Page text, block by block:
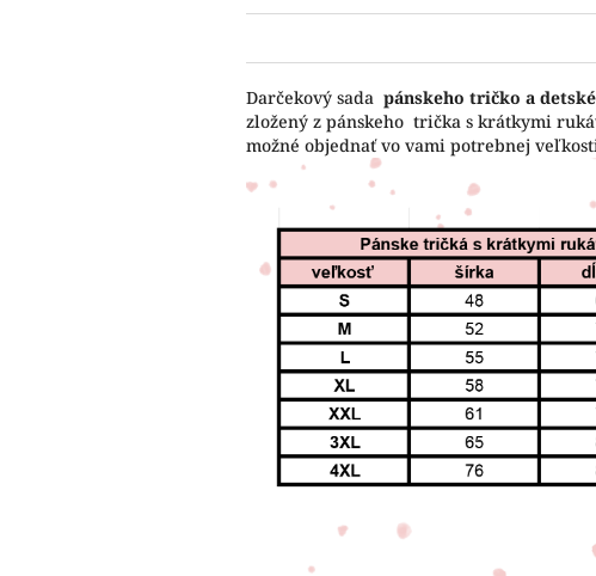
Darčekový sada pánskeho tričko a
zložený z pánskeho trička s krátkymi
možné objednať vo vami potrebnej